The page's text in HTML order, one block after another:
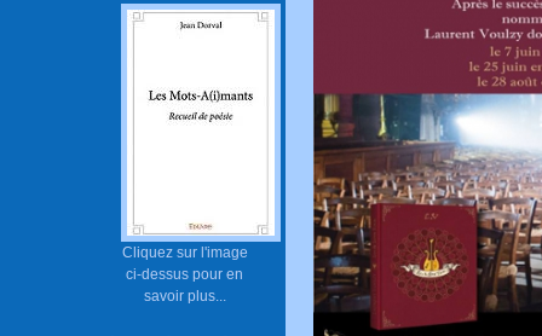
Cliquez sur l'image
ci-dessus pour en
savoir plus...